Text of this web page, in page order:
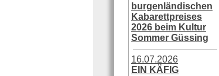
burgenländischen
Kabarettpreises
2026 beim Kultur
Sommer Güssing
16.07.2026
EIN KÄFIG